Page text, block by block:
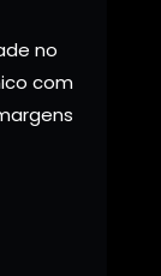
no
com